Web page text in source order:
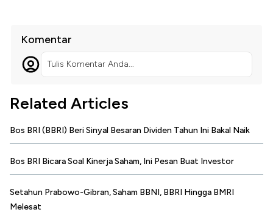
Komentar
Tulis Komentar Anda...
Related Articles
Bos BRI (BBRI) Beri Sinyal Besaran Dividen Tahun Ini Bakal Naik
Bos BRI Bicara Soal Kinerja Saham, Ini Pesan Buat Investor
Setahun Prabowo-Gibran, Saham BBNI, BBRI Hingga BMRI
Melesat